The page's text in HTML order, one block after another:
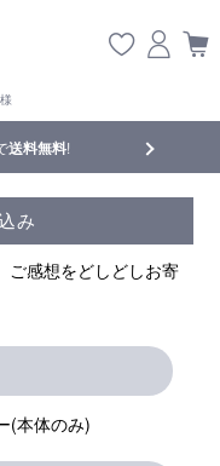
様
料! 【重要】熊本地
み
ご感想をどしどしお寄
(本体のみ)